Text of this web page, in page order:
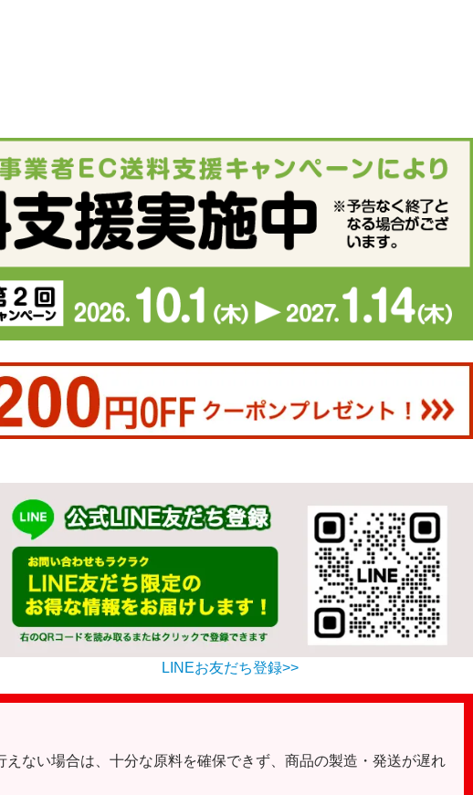
LINEお友だち登録>>
ない場合は、十分な原料を確保できず、商品の製造・発送が遅れ